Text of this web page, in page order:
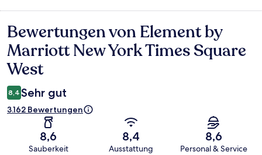
Bewertungen
Bewertungen von Element by
Marriott New York Times Square
West
8,4 Sehr gut
3.162 Bewertungen
8,6
Sauberkeit
8,4
Ausstattung
8,6
Personal & Service